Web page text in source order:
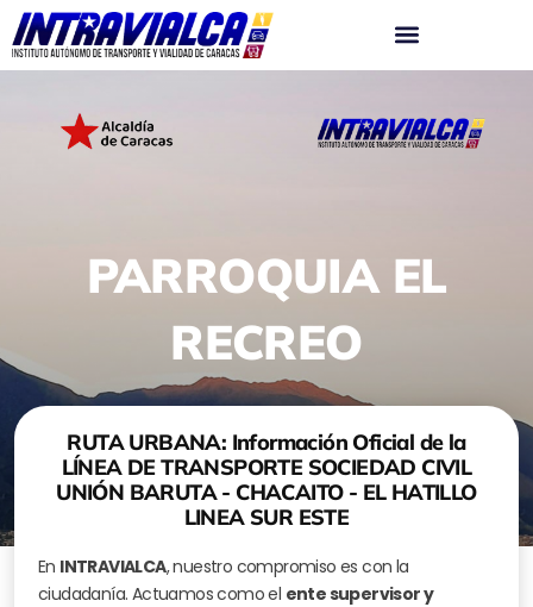
contenido
PARROQUIA EL
RECREO
RUTA URBANA: Información Oficial de la
LÍNEA DE TRANSPORTE SOCIEDAD CIVIL
UNIÓN BARUTA - CHACAITO - EL HATILLO
LINEA SUR ESTE
En INTRAVIALCA, nuestro compromiso es con la
ciudadanía. Actuamos como el ente supervisor y